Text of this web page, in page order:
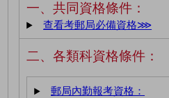
一、共同資格條件：
查看考郵局必備資格⋙
二、各類科資格條件：
郵局內勤報考資格：